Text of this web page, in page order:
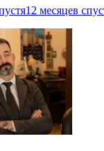
12 месяцев